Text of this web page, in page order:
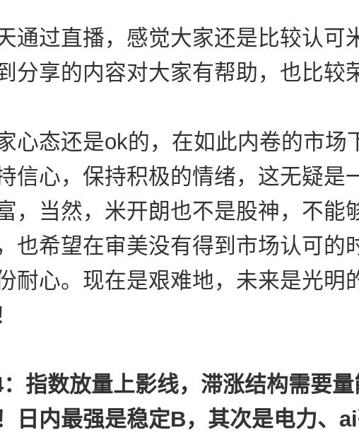
通过直播，感觉大家还是比较认可
分享的内容对大家有帮助，也比较
心态还是ok的，在如此内卷的市场
信心，保持积极的情绪，这无疑是
，当然，米开朗也不是股神，不能
也希望在审美没有得到市场认可的
耐心。现在是艰难地，未来是光明
指数放量上影线，滞涨结构需要
日内最强是稳定B，其次是电力、